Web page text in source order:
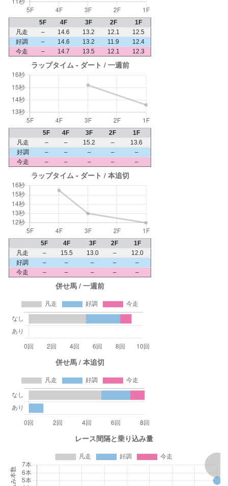
5F 4F 3F 2F
1F
凡走
– 14.6 13.2 12.1
12.5
好調
– 14.6 13.2 11.9
12.4
今走
– 14.7 13.5 12.1 12.3
5F 4F 3F 2F
1F
凡走
– – 15.2 –
13.6
好調
– – – –
–
今走
– – – – –
5F 4F 3F 2F
1F
凡走
– 15.5 13.0 –
12.0
好調
– – – –
–
今走
– – – – –